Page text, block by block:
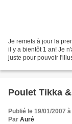
Je remets à jour la
il y a bientôt 1 an! Je
juste pour pouvoir
Poulet Tikka
Publié le 19/01/2007
Par Auré